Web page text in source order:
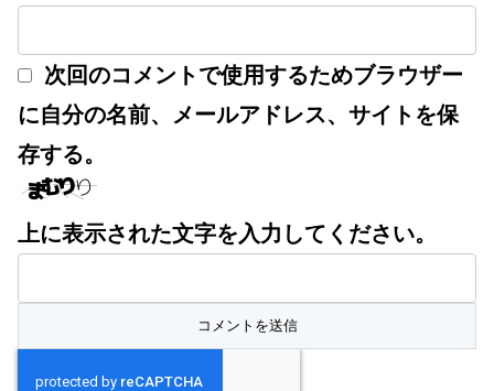
次回のコメントで使用するためブラウザー
に自分の名前、メールアドレス、サイトを保
存する。
上に表示された文字を入力してください。